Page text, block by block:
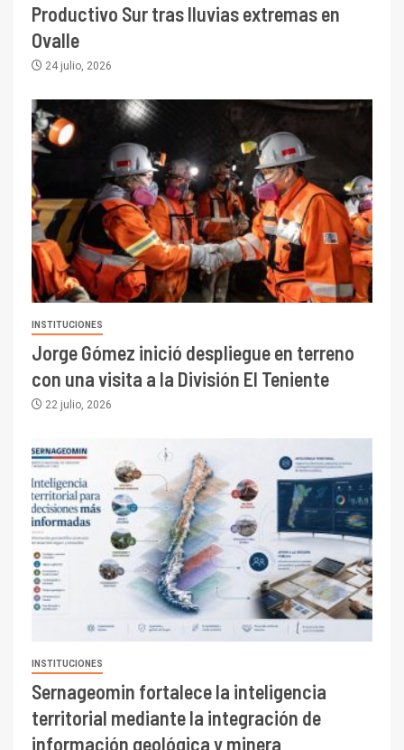
Productivo Sur tras lluvias extremas en
Ovalle
24 julio, 2026
INSTITUCIONES
Jorge Gómez inició despliegue en terreno
con una visita a la División El Teniente
22 julio, 2026
INSTITUCIONES
Sernageomin fortalece la inteligencia
territorial mediante la integración de
información geológica y minera